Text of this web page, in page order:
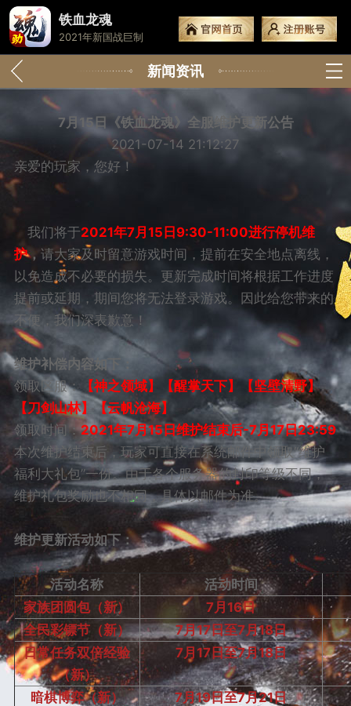
铁血龙魂
2021年新国战巨制
新闻资讯
7月15日《铁血龙魂》全服维护更新公告
2021-07-14 21:12:27
亲爱的玩家，您好！
我们将于2021年7月15日9:30-11:00进行停机维
护， 请大家及时留意游戏时间，提前在安全地点离线，
以免造成不必要的损失。更新完成时间将根据工作进度
提前或延期，期间您将无法登录游戏。因此给您带来的
不便，我们深表歉意！
维护补偿内容如下：
领取区服：
【神之领域】【醒掌天下】【坚壁清野】
【刀剑山林】【云帆沧海】
领取时间：2021年7月15日维护结束后-7月17日23:59
本次维护结束后，玩家可直接在系统邮件中领取“维护
福利大礼包”一份。由于各个服务器的封印等级不同，
维护礼包奖励也不相同，具体以邮件为准。
维护更新活动如下：
活动名称
活动时间
家族团圆包（新）
7月16日
全民彩镖节（新）
7月17日至7月18日
日常任务双倍经验
（新）
7月17日至7月18日
暗棋博弈（新）
7月19日至7月21日